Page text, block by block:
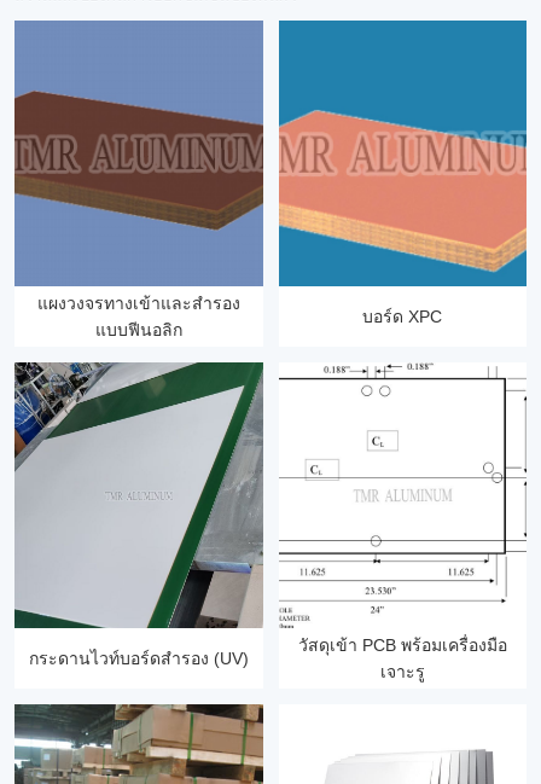
แผงวงจรทางเข้าและสำรอง
แบบฟีนอลิก
บอร์ด XPC
กระดานไวท์บอร์ดสำรอง (UV)
วัสดุเข้า PCB พร้อมเครื่องมือ
เจาะรู